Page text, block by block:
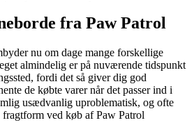
fra Paw Patrol
nu om dage mange forskellige
almindelig er på nuværende tidspunkt
fordi det så giver dig god
de købte varer når det passer ind i
usædvanlig uproblematisk, og ofte
ved køb af Paw Patrol